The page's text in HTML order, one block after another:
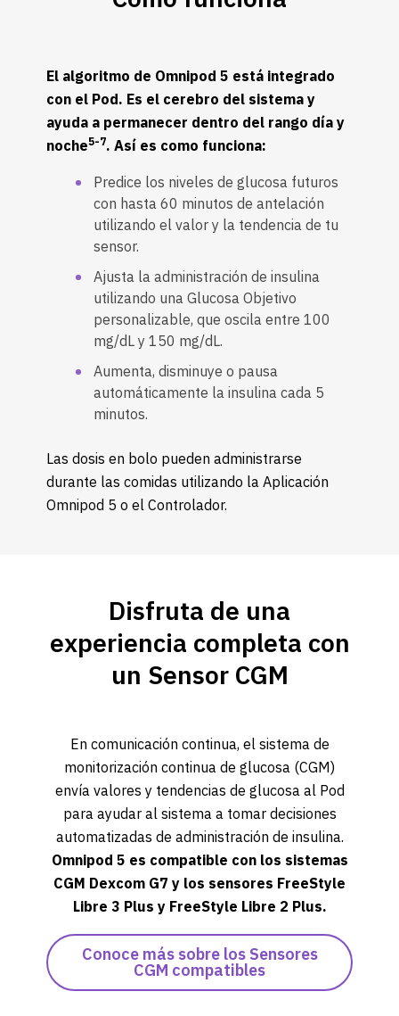
El algoritmo de Omnipod 5 está integrado
con el Pod. Es el cerebro del sistema y
ayuda a permanecer dentro del rango día y
noche5-7. Así es como funciona:
Predice los niveles de glucosa futuros
con hasta 60 minutos de antelación
utilizando el valor y la tendencia de tu
sensor.
Ajusta la administración de insulina
utilizando una Glucosa Objetivo
personalizable, que oscila entre 100
mg/dL y 150 mg/dL.
Aumenta, disminuye o pausa
automáticamente la insulina cada 5
minutos.
Las dosis en bolo pueden administrarse
durante las comidas utilizando la Aplicación
Omnipod 5 o el Controlador.
Disfruta de una
experiencia completa con
un Sensor CGM
En comunicación continua, el sistema de
monitorización continua de glucosa (CGM)
envía valores y tendencias de glucosa al Pod
para ayudar al sistema a tomar decisiones
automatizadas de administración de insulina.
Omnipod 5 es compatible con los sistemas
CGM Dexcom G7 y los sensores FreeStyle
Libre 3 Plus y FreeStyle Libre 2 Plus.
Conoce más sobre los Sensores
CGM compatibles